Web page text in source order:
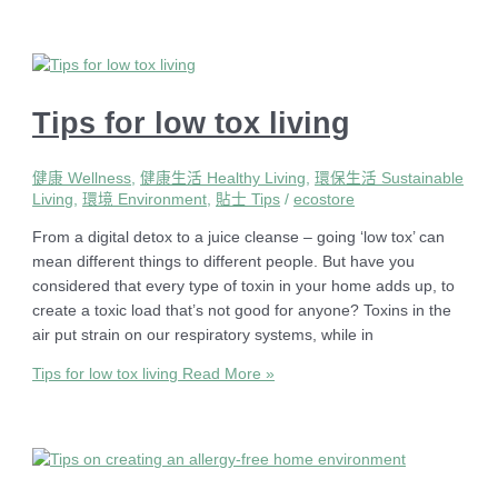
Tips for low tox living
健康 Wellness ,健康生活 Healthy Living ,環保生活 Sustainable
Living ,環境 Environment 貼士 Tips /ecostore
From a digital detox to a juice cleanse – going ‘low tox’ can
mean different things to different people. But have you
considered that every type of toxin in your home adds up, to
create a toxic load that’s not good for anyone? Toxins in the
air put strain on our respiratory systems, while in
Tips for low tox living Read More »